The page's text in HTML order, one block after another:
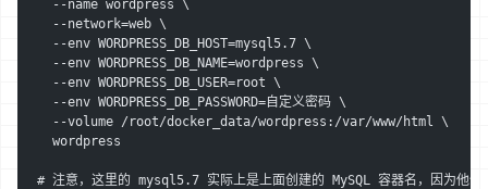
  --name wordpress \
  --network=web \
  --env WORDPRESS_DB_HOST=mysql5.7 \
  --env WORDPRESS_DB_NAME=wordpress \
  --env WORDPRESS_DB_USER=root \
  --env WORDPRESS_DB_PASSWORD=自定义密码 \
  --volume /root/docker_data/wordpress:/var/www/html \
  wordpress
# 注意，这里的 mysql5.7 实际上是上面创建的 MySQL 容器名，因为他们